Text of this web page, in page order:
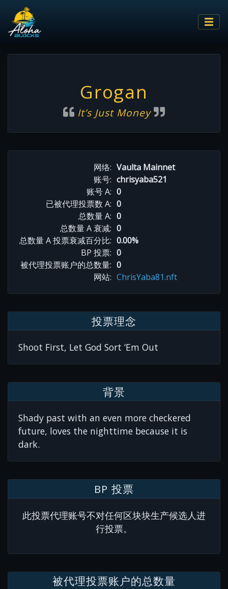
Grogan
It’s Just Money
网络: Vaulta Mainnet
账号: chrisyaba521
账号 A: 0
已被代理投票数 A: 0
总数量 A: 0
总数量 A 衰减: 0
总数量 A 投票衰减百分比: 0.00%
BP 投票: 0
被代理投票账户的总数量: 0
网站: ChrisYaba81.nft
投票理念
Shoot First, Let God Sort ‘Em Out
背景
Shady past with an even more checkered
future, loves the nighttime because it is
dark.
BP 投票
此投票代理账号不对任何区块块生产候选人进
行投票。
被代理投票账户的总数量